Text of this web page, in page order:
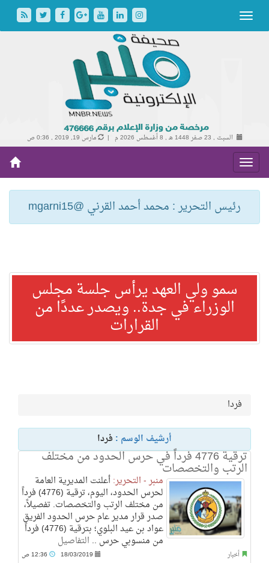
السبت , 23 صفر 1448 هـ , 8 أغسطس 2026 م | مارس 19, 2019 , 0:36 ص
رئيس التحرير : محمد أحمد القرني @mgarni15
سمو ولي العهد يرأس جلسة مجلس
الوزراء في جدة.. ويصدر عددًا من
القرارات
فردا
أرشيف الوسم :فردا
ترقية 4776 فرداً في حرس الحدود من مختلف
الرتب والتخصصات
منبر - التحرير:أعلنت المديرية العامة
لحرس الحدود، اليوم، ترقية (4776) فرداً
من مختلف الرتب والتخصصات. تفصيلاً،
صدر قرار مدير عام حرس الحدود الفريق
عواد بن عيد البلوي؛ بترقية (4776) فرداً
من منسوبي حرس .. التفاصيل
أخبار 18/03/2019